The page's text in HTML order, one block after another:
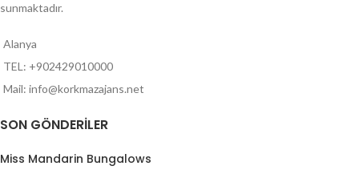
sunmaktadır.
Alanya
TEL: +902429010000
Mail: info@korkmazajans.net
SON GÖNDERILER
Miss Mandarin Bungalows